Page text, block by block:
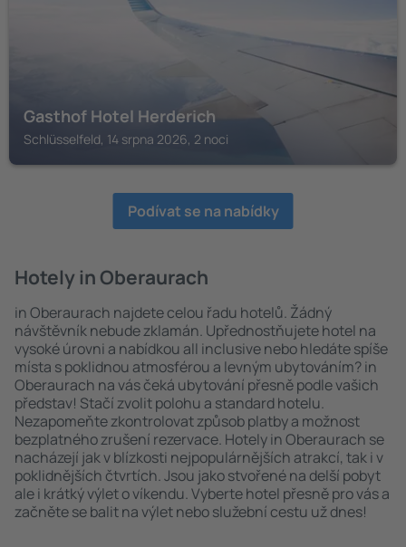
Gasthof Hotel Herderich
Schlüsselfeld, 14 srpna 2026, 2 noci
Podívat se na nabídky
Hotely in Oberaurach
in Oberaurach najdete celou řadu hotelů. Žádný
návštěvník nebude zklamán. Upřednostňujete hotel na
vysoké úrovni a nabídkou all inclusive nebo hledáte spíše
místa s poklidnou atmosférou a levným ubytováním? in
Oberaurach na vás čeká ubytování přesně podle vašich
představ! Stačí zvolit polohu a standard hotelu.
Nezapomeňte zkontrolovat způsob platby a možnost
bezplatného zrušení rezervace. Hotely in Oberaurach se
nacházejí jak v blízkosti nejpopulárnějších atrakcí, tak i v
poklidnějších čtvrtích. Jsou jako stvořené na delší pobyt
ale i krátký výlet o víkendu. Vyberte hotel přesně pro vás a
začněte se balit na výlet nebo služební cestu už dnes!